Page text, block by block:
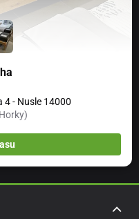
- Nusle 14000